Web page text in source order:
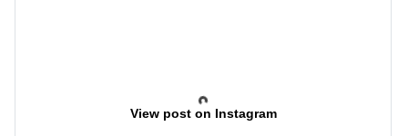
View post on Instagram